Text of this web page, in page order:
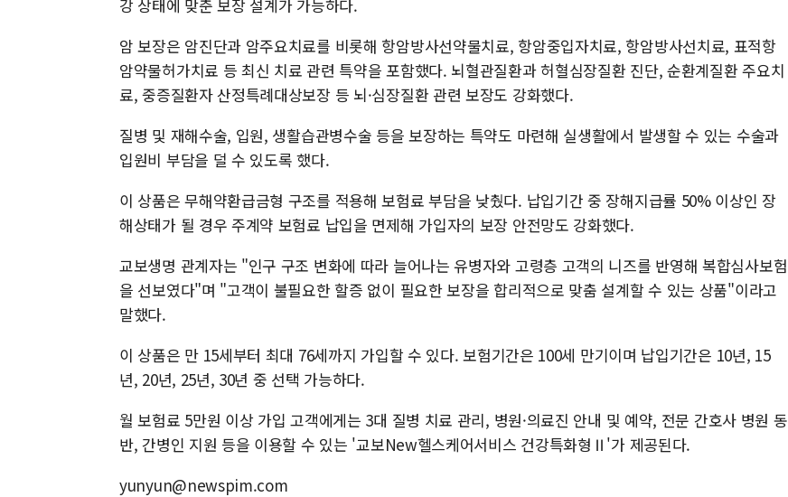
강 상태에 맞춘 보장 설계가 가능하다.
암 보장은 암진단과 암주요치료를 비롯해 항암방사선약물치료, 항암중입자치료, 항암방사선치료, 표적항
암약물허가치료 등 최신 치료 관련 특약을 포함했다. 뇌혈관질환과 허혈심장질환 진단, 순환계질환 주요치
료, 중증질환자 산정특례대상보장 등 뇌·심장질환 관련 보장도 강화했다.
질병 및 재해수술, 입원, 생활습관병수술 등을 보장하는 특약도 마련해 실생활에서 발생할 수 있는 수술과
입원비 부담을 덜 수 있도록 했다.
이 상품은 무해약환급금형 구조를 적용해 보험료 부담을 낮췄다. 납입기간 중 장해지급률 50% 이상인 장
해상태가 될 경우 주계약 보험료 납입을 면제해 가입자의 보장 안전망도 강화했다.
교보생명 관계자는 "인구 구조 변화에 따라 늘어나는 유병자와 고령층 고객의 니즈를 반영해 복합심사보험
을 선보였다"며 "고객이 불필요한 할증 없이 필요한 보장을 합리적으로 맞춤 설계할 수 있는 상품"이라고
말했다.
이 상품은 만 15세부터 최대 76세까지 가입할 수 있다. 보험기간은 100세 만기이며 납입기간은 10년, 15
년, 20년, 25년, 30년 중 선택 가능하다.
월 보험료 5만원 이상 가입 고객에게는 3대 질병 치료 관리, 병원·의료진 안내 및 예약, 전문 간호사 병원 동
반, 간병인 지원 등을 이용할 수 있는 '교보New헬스케어서비스 건강특화형Ⅱ'가 제공된다.
yunyun@newspim.com